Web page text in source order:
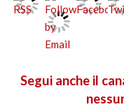
Segui anche il